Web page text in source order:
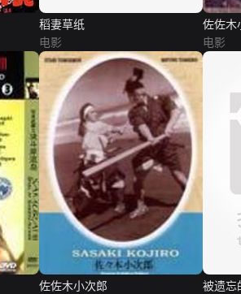
稻妻草纸
电影
佐佐木
电影
佐佐木小次郎
被遗忘